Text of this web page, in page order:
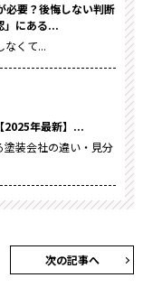
必要？後悔しない判断
」にある...
なくて...
2025年最新】...
装会社の違い・見分
次の記事へ